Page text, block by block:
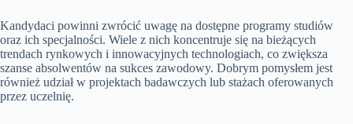
Kandydaci powinni zwrócić uwagę na dostępne programy studiów
oraz ich specjalności. Wiele z nich koncentruje się na bieżących
trendach rynkowych i innowacyjnych technologiach, co zwiększa
szanse absolwentów na sukces zawodowy. Dobrym pomysłem jest
również udział w projektach badawczych lub stażach oferowanych
przez uczelnię.